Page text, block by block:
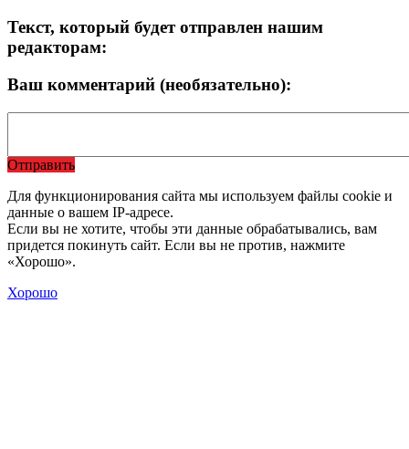
Текст, который будет отправлен нашим
редакторам:
Ваш комментарий (необязательно):
Отправить
Для функционирования сайта мы используем файлы cookie и
данные о вашем IP-адресе.
Если вы не хотите, чтобы эти данные обрабатывались, вам
придется покинуть сайт. Если вы не против, нажмите
«Хорошо».
Хорошо